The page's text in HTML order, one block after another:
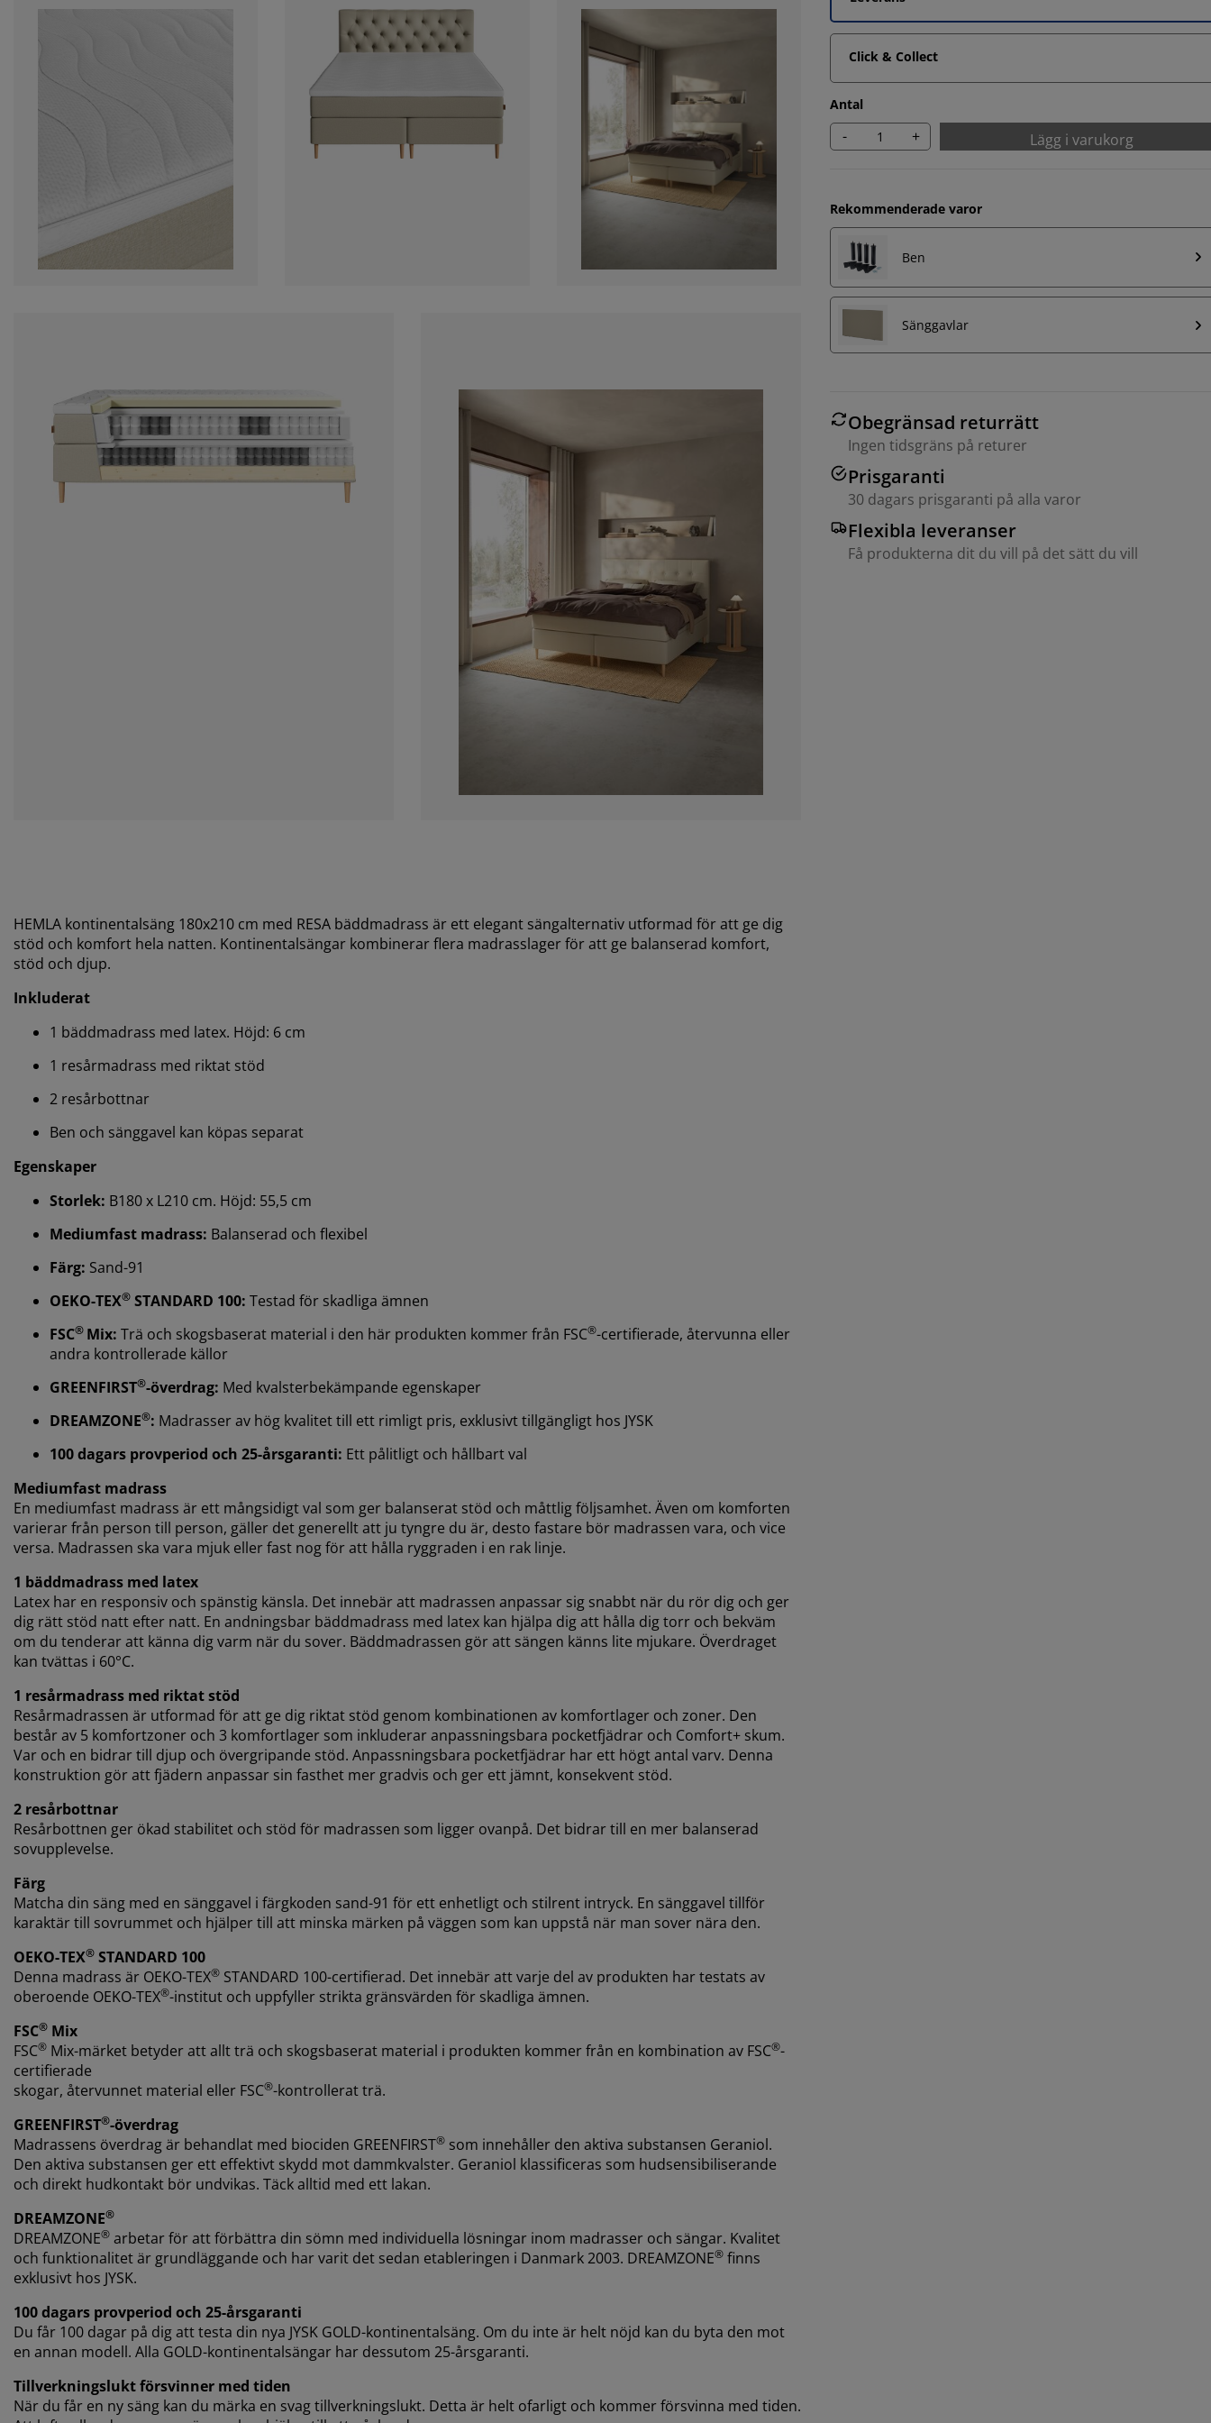
Click & Collect
Antal
- + Lägg i varukorg
Rekommenderade varor
Ben
Sänggavlar
Obegränsad returrätt
Ingen tidsgräns på returer
Prisgaranti
30 dagars prisgaranti på alla varor
Flexibla leveranser
Få produkterna dit du vill på det sätt du vill
HEMLA kontinentalsäng 180x210 cm med RESA bäddmadrass är ett elegant sängalternativ utformad för att ge dig
stöd och komfort hela natten. Kontinentalsängar kombinerar flera madrasslager för att ge balanserad komfort,
stöd och djup.
Inkluderat
1 bäddmadrass med latex. Höjd: 6 cm
1 resårmadrass med riktat stöd
2 resårbottnar
Ben och sänggavel kan köpas separat
Egenskaper
Storlek: B180 x L210 cm. Höjd: 55,5 cm
Mediumfast madrass: Balanserad och flexibel
Färg: Sand-91
OEKO-TEX® STANDARD 100: Testad för skadliga ämnen
FSC® Mix: Trä och skogsbaserat material i den här produkten kommer från FSC®-certifierade, återvunna eller
andra kontrollerade källor
GREENFIRST®-överdrag: Med kvalsterbekämpande egenskaper
DREAMZONE®: Madrasser av hög kvalitet till ett rimligt pris, exklusivt tillgängligt hos JYSK
100 dagars provperiod och 25-årsgaranti: Ett pålitligt och hållbart val
Mediumfast madrass
En mediumfast madrass är ett mångsidigt val som ger balanserat stöd och måttlig följsamhet. Även om komforten
varierar från person till person, gäller det generellt att ju tyngre du är, desto fastare bör madrassen vara, och vice
versa. Madrassen ska vara mjuk eller fast nog för att hålla ryggraden i en rak linje.
1 bäddmadrass med latex
Latex har en responsiv och spänstig känsla. Det innebär att madrassen anpassar sig snabbt när du rör dig och ger
dig rätt stöd natt efter natt. En andningsbar bäddmadrass med latex kan hjälpa dig att hålla dig torr och bekväm
om du tenderar att känna dig varm när du sover. Bäddmadrassen gör att sängen känns lite mjukare. Överdraget
kan tvättas i 60°C.
1 resårmadrass med riktat stöd
Resårmadrassen är utformad för att ge dig riktat stöd genom kombinationen av komfortlager och zoner. Den
består av 5 komfortzoner och 3 komfortlager som inkluderar anpassningsbara pocketfjädrar och Comfort+ skum.
Var och en bidrar till djup och övergripande stöd. Anpassningsbara pocketfjädrar har ett högt antal varv. Denna
konstruktion gör att fjädern anpassar sin fasthet mer gradvis och ger ett jämnt, konsekvent stöd.
2 resårbottnar
Resårbottnen ger ökad stabilitet och stöd för madrassen som ligger ovanpå. Det bidrar till en mer balanserad
sovupplevelse.
Färg
Matcha din säng med en sänggavel i färgkoden sand-91 för ett enhetligt och stilrent intryck. En sänggavel tillför
karaktär till sovrummet och hjälper till att minska märken på väggen som kan uppstå när man sover nära den.
OEKO-TEX® STANDARD 100
Denna madrass är OEKO-TEX® STANDARD 100-certifierad. Det innebär att varje del av produkten har testats av
oberoende OEKO-TEX®-institut och uppfyller strikta gränsvärden för skadliga ämnen.
FSC® Mix
FSC® Mix-märket betyder att allt trä och skogsbaserat material i produkten kommer från en kombination av FSC®-
certifierade
skogar, återvunnet material eller FSC®-kontrollerat trä.
GREENFIRST®-överdrag
Madrassens överdrag är behandlat med biociden GREENFIRST® som innehåller den aktiva substansen Geraniol.
Den aktiva substansen ger ett effektivt skydd mot dammkvalster. Geraniol klassificeras som hudsensibiliserande
och direkt hudkontakt bör undvikas. Täck alltid med ett lakan.
DREAMZONE®
DREAMZONE® arbetar för att förbättra din sömn med individuella lösningar inom madrasser och sängar. Kvalitet
och funktionalitet är grundläggande och har varit det sedan etableringen i Danmark 2003. DREAMZONE® finns
exklusivt hos JYSK.
100 dagars provperiod och 25-årsgaranti
Du får 100 dagar på dig att testa din nya JYSK GOLD-kontinentalsäng. Om du inte är helt nöjd kan du byta den mot
en annan modell. Alla GOLD-kontinentalsängar har dessutom 25-årsgaranti.
Tillverkningslukt försvinner med tiden
När du får en ny säng kan du märka en svag tillverkningslukt. Detta är helt ofarligt och kommer försvinna med tiden.